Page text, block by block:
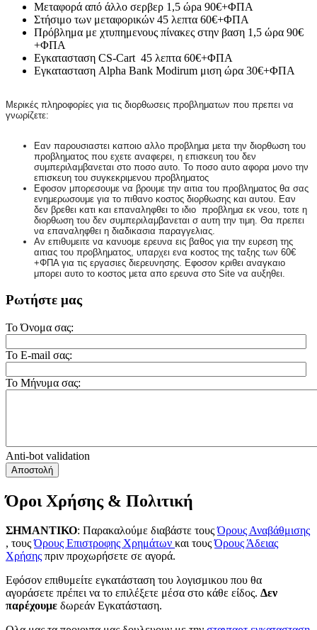
Μεταφορά από άλλο σερβερ 1,5 ώρa 90€+ΦΠΑ
Στήσιμο των μεταφορικών 45 λεπτα 60€+ΦΠΑ
Πρόβλημα με χτυπημενους πίνακες στην βαση 1,5 ώρα 90€
+ΦΠΑ
Εγκατασταση CS-Cart 45 λεπτα 60€+ΦΠΑ
Εγκατασταση Alpha Bank Modirum μιση ώρα 30€+ΦΠΑ
Μερικές πληροφορίες για τις διορθωσεις προβληματων που πρεπει να
γνωρίζετε:
Εαν παρουσιαστει καποιο αλλο προβλημα μετα την διορθωση του
προβληματος που εχετε αναφερει, η επισκευη του δεν
συμπεριλαμβανεται στο ποσο αυτο. Το ποσο αυτο αφορα μονο την
επισκευη του συγκεκριμενου προβληματος
Εφοσον μπορεσουμε να βρουμε την αιτια του προβληματος θα σας
ενημερωσουμε για το πιθανο κοστος διορθωσης και αυτου. Εαν
δεν βρεθει κατι και επαναληφθει το ιδιο προβλημα εκ νεου, τοτε η
διορθωση του δεν συμπεριλαμβανεται σ αυτη την τιμη. Θα πρεπει
να επαναληφθει η διαδικασια παραγγελιας.
Αν επιθυμειτε να κανυομε ερευνα εις βαθος για την ευρεση της
αιτιας του προβληματος, υπαρχει ενα κοστος της ταξης των 60€
+ΦΠΑ για τις εργασιες διερευνησης. Εφοσον κριθει αναγκαιο
μπορει αυτο το κοστος μετα απο ερευνα στο Site να αυξηθει.
Ρωτήστε μας
Το Όνομα σας:
Το E-mail σας:
Το Μήνυμα σας:
Anti-bot validation
Αποστολή
Όροι Χρήσης & Πολιτική
ΣΗΜΑΝΤΙΚΟ: Παρακαλούμε διαβάστε τουςΌρους Αναβάθμισης
, τουςΌρους Επιστροφης Χρημάτων και τουςΌρους Άδειας
Χρήσης πριν προχωρήσετε σε αγορά.
Εφόσον επιθυμείτε εγκατάσταση του λογισμικου που θα
αγοράσετε πρέπει να το επιλέξετε μέσα στο κάθε είδος. Δεν
παρέχουμε δωρεάν Εγκατάσταση.